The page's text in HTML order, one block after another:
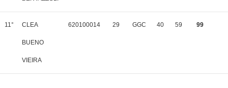
11° CLEA
BUENO
VIEIRA
620100014 29 GGC 40 59 99